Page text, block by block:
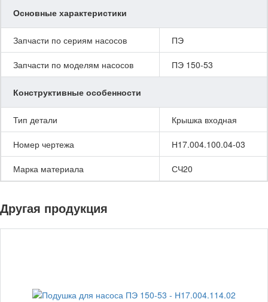
Основные характеристики
Запчасти по сериям насосов ПЭ
Запчасти по моделям насосов ПЭ 150-53
Конструктивные особенности
Тип детали Крышка входная
Номер чертежа Н17.004.100.04-03
Марка материала СЧ20
Другая продукция